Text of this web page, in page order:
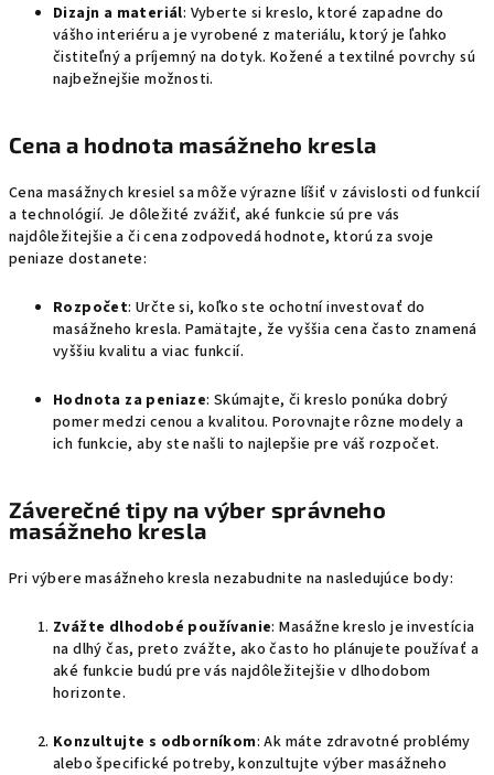
Dizajn a materiál: Vyberte si kreslo, ktoré zapadne do
vášho interiéru a je vyrobené z materiálu, ktorý je ľahko
čistiteľný a príjemný na dotyk. Kožené a textilné povrchy sú
najbežnejšie možnosti.
Cena a hodnota masážneho kresla
Cena masážnych kresiel sa môže výrazne líšiť v závislosti od funkcií
a technológií. Je dôležité zvážiť, aké funkcie sú pre vás
najdôležitejšie a či cena zodpovedá hodnote, ktorú za svoje
peniaze dostanete:
Rozpočet: Určte si, koľko ste ochotní investovať do
masážneho kresla. Pamätajte, že vyššia cena často znamená
vyššiu kvalitu a viac funkcií.
Hodnota za peniaze: Skúmajte, či kreslo ponúka dobrý
pomer medzi cenou a kvalitou. Porovnajte rôzne modely a
ich funkcie, aby ste našli to najlepšie pre váš rozpočet.
Záverečné tipy na výber správneho
masážneho kresla
Pri výbere masážneho kresla nezabudnite na nasledujúce body:
Zvážte dlhodobé používanie: Masážne kreslo je investícia
na dlhý čas, preto zvážte, ako často ho plánujete používať a
aké funkcie budú pre vás najdôležitejšie v dlhodobom
horizonte.
Konzultujte s odborníkom: Ak máte zdravotné problémy
alebo špecifické potreby, konzultujte výber masážneho